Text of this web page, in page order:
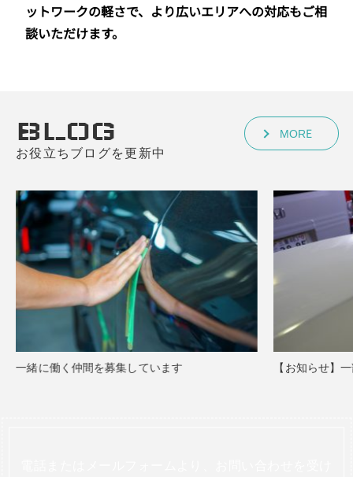
ットワークの軽さで、より広いエリアへの対応もご相
談いただけます。
BLOG
お役立ちブログを更新中
MORE
一緒に働く仲間を募集しています 【お知らせ】